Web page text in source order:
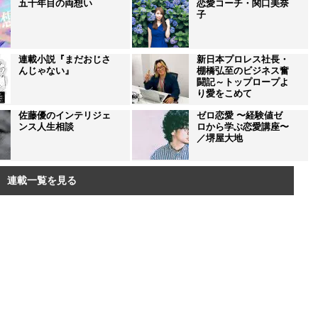
五十年目の両想い
恋愛コーチ・関口美奈
子
連載小説『まだおじさ
んじゃない』
新日本プロレス社長・
棚橋弘至のビジネス奮
闘記～トップロープよ
り愛をこめて
佐藤優のインテリジェ
ンス人生相談
ゼロ恋愛 〜経験値ゼ
ロから学ぶ恋愛講座〜
／堺屋大地
連載一覧を見る